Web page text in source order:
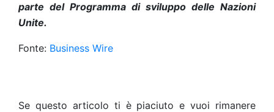
parte del Programma di sviluppo delle Nazioni
Unite.
Fonte: Business Wire
Se questo articolo ti è piaciuto e vuoi rimanere